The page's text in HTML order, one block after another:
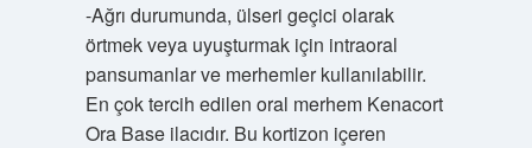
-Ağrı durumunda, ülseri geçici olarak
örtmek veya uyuşturmak için intraoral
pansumanlar ve merhemler kullanılabilir.
En çok tercih edilen oral merhem Kenacort
Ora Base ilacıdır. Bu kortizon içeren